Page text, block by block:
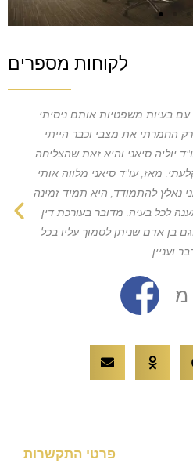
ייעוץ ללא
לפגישת ייעוץ ללא
נאסוף את כל המידע
שנוכל לייעץ לך על כל
ברשותך ובאיזו דרך הכי
מנת להגיע לתוצאה ראויה
לקוחות מספרים
מצאתי את עצמי
לפתור בכוחות
מיואש. למזלי,
להוציא אותי ממצב
בכל בעיה משפטית
לכל שאלה וייעוץ
מקצועית ביותר
עם בעיות
נלחמת על
פרטי התקשרות